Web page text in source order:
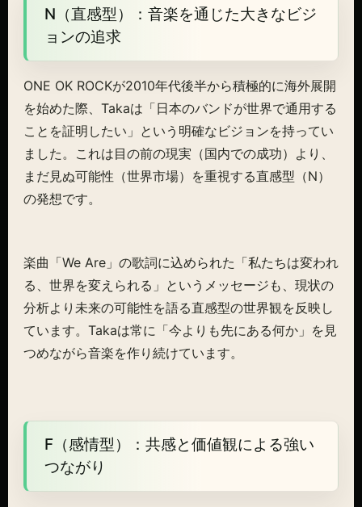
N（直感型）：音楽を通じた大きなビジ
ョンの追求
ONE OK ROCKが2010年代後半から積極的に海外展開
を始めた際、Takaは「日本のバンドが世界で通用する
ことを証明したい」という明確なビジョンを持ってい
ました。これは目の前の現実（国内での成功）より、
まだ見ぬ可能性（世界市場）を重視する直感型（N）
の発想です。
楽曲「We Are」の歌詞に込められた「私たちは変われ
る、世界を変えられる」というメッセージも、現状の
分析より未来の可能性を語る直感型の世界観を反映し
ています。Takaは常に「今よりも先にある何か」を見
つめながら音楽を作り続けています。
F（感情型）：共感と価値観による強い
つながり